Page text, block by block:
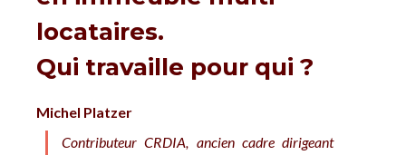
locataires.
Qui travaille pour qui ?
Michel Platzer
Contributeur CRDIA, ancien cadre dirigeant